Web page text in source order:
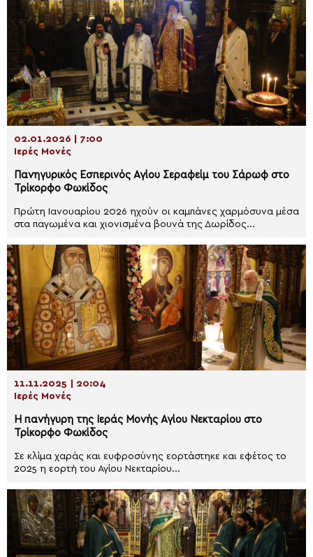
02.01.2026 | 7:00
Ιερές Μονές
Πανηγυρικός Εσπερινός Αγίου Σεραφείμ του Σάρωφ στο
Τρίκορφο Φωκίδος
Πρώτη Ιανουαρίου 2026 ηχούν οι καμπάνες χαρμόσυνα μέσα
στα παγωμένα και χιονισμένα βουνά της Δωρίδος...
11.11.2025 | 20:04
Ιερές Μονές
Η πανήγυρη της Ιεράς Μονής Αγίου Νεκταρίου στο
Τρίκορφο Φωκίδος
Σε κλίμα χαράς και ευφροσύνης εορτάστηκε και εφέτος το
2025 η εορτή του Αγίου Νεκταρίου...